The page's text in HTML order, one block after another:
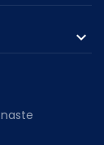
